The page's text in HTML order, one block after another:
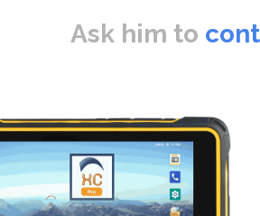
Ask him to